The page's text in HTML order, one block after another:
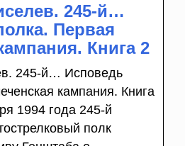
245-й…
Первая
Книга 2
245-й… Исповедь
кампания. Книга
1994 года 245-й
полк